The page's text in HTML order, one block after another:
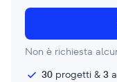
Non è richiesta
30 progetti & 3